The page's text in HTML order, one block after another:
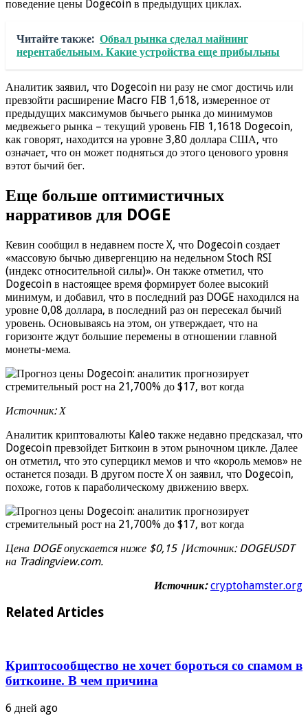
поведение цены Dogecoin в предыдущих циклах.
Читайте также: Обвал рынка сделал майнинг
нерентабельным. Какие устройства еще прибыльны
Аналитик заявил, что Dogecoin ни разу не смог достичь или
превзойти расширение Macro FIB 1,618, измеренное от
предыдущих максимумов бычьего рынка до минимумов
медвежьего рынка – текущий уровень FIB 1,1618 Dogecoin,
как говорят, находится на уровне 3,80 доллара США, что
означает, что он может подняться до этого ценового уровня
вэтот бычий бег.
Еще больше оптимистичных
нарративов для DOGE
Кевин сообщил в недавнем посте X, что Dogecoin создает
«массовую бычью дивергенцию на недельном Stoch RSI
(индекс относительной силы)». Он также отметил, что
Dogecoin в настоящее время формирует более высокий
минимум, и добавил, что в последний раз DOGE находился на
уровне 0,08 доллара, в последний раз он пересекал бычий
уровень. Основываясь на этом, он утверждает, что на
горизонте ждут большие перемены в отношении главной
монеты-мема.
Источник: Х
Аналитик криптовалюты Kaleo также недавно предсказал, что
Dogecoin превзойдет Биткоин в этом рыночном цикле. Далее
он отметил, что это суперцикл мемов и что «король мемов» не
останется позади. В другом посте X он заявил, что Dogecoin,
похоже, готов к параболическому движению вверх.
Цена DOGE опускается ниже $0,15 |Источник: DOGEUSDT
на Tradingview.com.
Источник: cryptohamster.org
Related Articles
Криптосообщество не хочет бороться со спамом в
биткоине. В чем причина
6 дней ago